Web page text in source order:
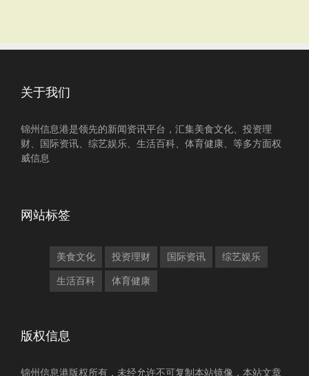
关于我们
锦州信息港是领先的新闻资讯平台，汇集美食文化、投资理
财、国际资讯、综艺娱乐、生活百科、体育健康、等多方面权
威信息
网站标签
美食文化 投资理财 国际资讯 综艺娱乐
生活百科 体育健康
版权信息
锦州信息港版权所有，未经允许不可复制本站镜像，本站文章